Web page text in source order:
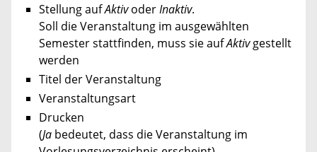
Stellung aufAktivoderInaktiv.
Soll die Veranstaltung im ausgewählten
Semester stattfinden, muss sie aufAktivgestellt
werden
Titel der Veranstaltung
Veranstaltungsart
Drucken
(Ja bedeutet, dass die Veranstaltung im